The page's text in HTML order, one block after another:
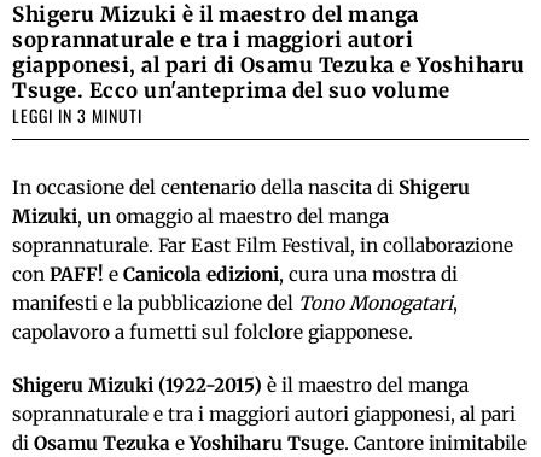
Shigeru Mizuki è il maestro del manga
soprannaturale e tra i maggiori autori
giapponesi, al pari di Osamu Tezuka e Yoshiharu
Tsuge. Ecco un'anteprima del suo volume
LEGGI IN 3 MINUTI
In occasione del centenario della nascita di Shigeru
Mizuki, un omaggio al maestro del manga
soprannaturale. Far East Film Festival, in collaborazione
con PAFF! e Canicola edizioni, cura una mostra di
manifesti e la pubblicazione del Tono Monogatari,
capolavoro a fumetti sul folclore giapponese.
Shigeru Mizuki (1922-2015) è il maestro del manga
soprannaturale e tra i maggiori autori giapponesi, al pari
di Osamu Tezuka eYoshiharu Tsuge. Cantore inimitabile